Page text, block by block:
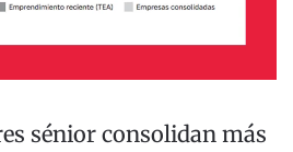
sénior consolidan más